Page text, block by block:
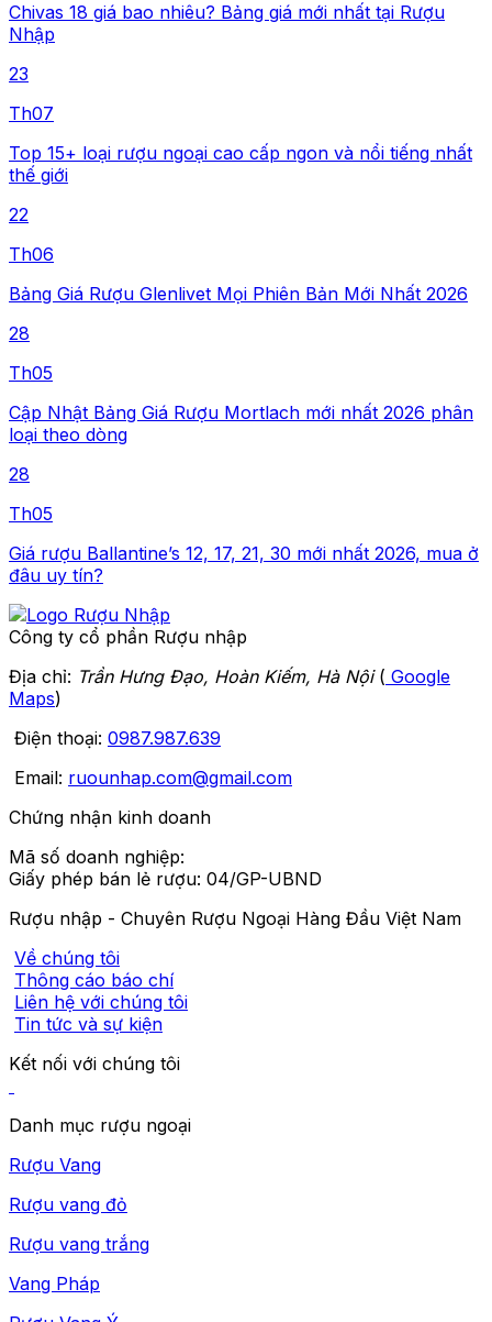
Chivas 18 giá bao nhiêu? Bảng giá mới nhất tại Rượu
Nhập
23
Th07
Top 15+ loại rượu ngoại cao cấp ngon và nổi tiếng nhất
thế giới
22
Th06
Bảng Giá Rượu Glenlivet Mọi Phiên Bản Mới Nhất 2026
28
Th05
Cập Nhật Bảng Giá Rượu Mortlach mới nhất 2026 phân
loại theo dòng
28
Th05
Giá rượu Ballantine’s 12, 17, 21, 30 mới nhất 2026, mua ở
đâu uy tín?
Công ty cổ phần Rượu nhập
Địa chỉ: Trần Hưng Đạo, Hoàn Kiếm, Hà Nội( Google
Maps)
Điện thoại: 0987.987.639
Email: ruounhap.com@gmail.com
Chứng nhận kinh doanh
Mã số doanh nghiệp:
Giấy phép bán lẻ rượu: 04/GP-UBND
Rượu nhập - Chuyên Rượu Ngoại Hàng Đầu Việt Nam
Về chúng tôi
Thông cáo báo chí
Liên hệ với chúng tôi
Tin tức và sự kiện
Kết nối với chúng tôi
Danh mục rượu ngoại
Rượu Vang
Rượu vang đỏ
Rượu vang trắng
Vang Pháp